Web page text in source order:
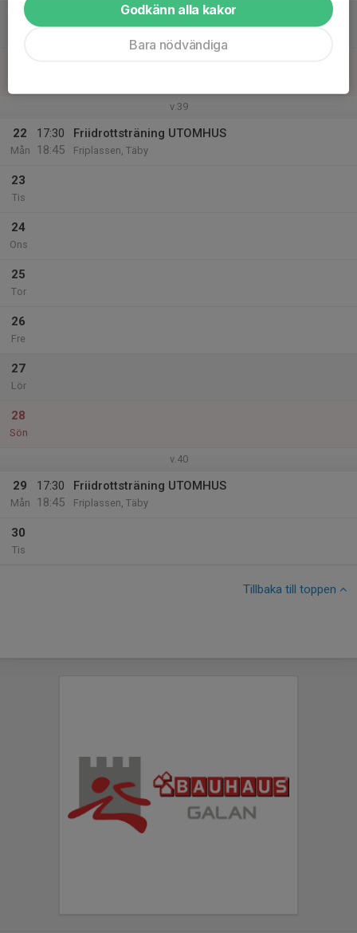
20
v.39
22
Mån
17:30
18:45
Friidrottsträning UTOMHUS
Friplassen, Täby
23
Tis
24
Ons
25
Tor
26
Fre
27
Lör
28
Sön
v.40
29
Mån
17:30
18:45
Friidrottsträning UTOMHUS
Friplassen, Täby
30
Tis
Tillbaka till toppen
Godkänn alla kakor
Bara nödvändiga